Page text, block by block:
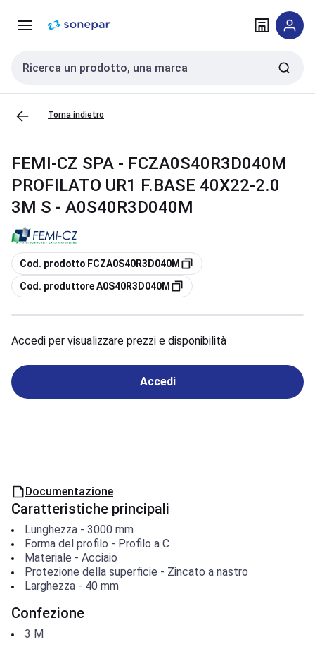
navigazione alla
Cerca input
Torna indietro
FEMI-CZ SPA - FCZA0S40R3D040M
PROFILATO UR1 F.BASE 40X22-2.0
3M S - A0S40R3D040M
copia
Cod. prodotto FCZA0S40R3D040M
copia
Cod. produttore A0S40R3D040M
Accedi per visualizzare prezzi e disponibilità
Accedi
Documentazione
Caratteristiche principali
Lunghezza- 3000 mm
Forma del profilo - Profilo a C
Materiale - Acciaio
Protezione della superficie - Zincato a nastro
Larghezza- 40 mm
Confezione
3 M